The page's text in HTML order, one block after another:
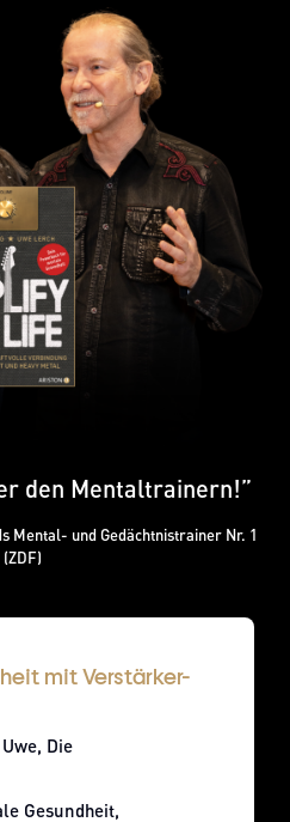
den Mentaltrainern!”
Mental- und Gedächtnistrainer Nr. 1
(ZDF)
mit Verstärker-
Die
Gesundheit,